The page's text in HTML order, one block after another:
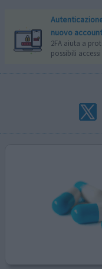
nuovo
2FA aiuta a
possibili